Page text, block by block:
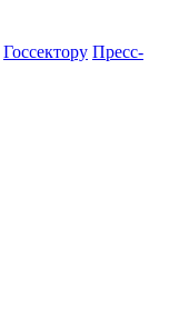
Госсектору Пресс-